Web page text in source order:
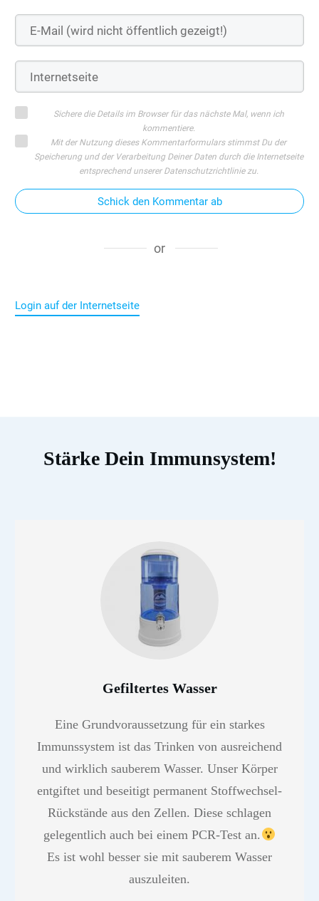
Sichere die Details im Browser für das nächste Mal, wenn ich
kommentiere.
Mit der Nutzung dieses Kommentarformulars stimmst Du der
Speicherung und der Verarbeitung Deiner Daten durch die Internetseite
entsprechend unserer Datenschutzrichtlinie zu.
Schick den Kommentar ab
or
Login auf der Internetseite
Stärke Dein Immunsystem!
Gefiltertes Wasser
Eine Grundvoraussetzung für ein starkes
Immunssystem ist das Trinken von ausreichend
und wirklich sauberem Wasser. Unser Körper
entgiftet und beseitigt permanent Stoffwechsel-
Rückstände aus den Zellen. Diese schlagen
gelegentlich auch bei einem PCR-Test an.
Es ist wohl besser sie mit sauberem Wasser
auszuleiten.